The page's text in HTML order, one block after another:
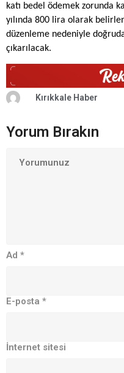
katı bedel ödemek zorunda
yılında 800 lira olarak
düzenleme nedeniyle
çıkarılacak.
Kırıkkale Haber
Yorum Bırakın
Ad *
E-posta *
İnternet sitesi